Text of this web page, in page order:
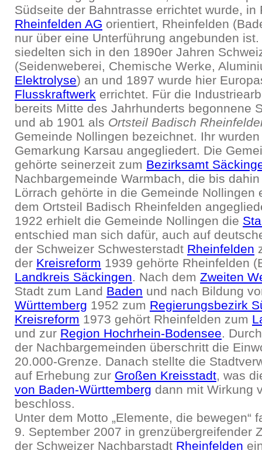
Südseite der Bahntrasse errichtet wurde, in
Rheinfelden AG orientiert, Rheinfelden
nur über eine Unterführung angebunden
siedelten sich in den 1890er Jahren
(Seidenweberei, Chemische Werke,
Elektrolyse) an und 1897 wurde hier
Flusskraftwerk errichtet. Für die
bereits Mitte des Jahrhunderts begonnene
und ab 1901 als Ortsteil Badisch
Gemeinde Nollingen bezeichnet. Ihr
Gemarkung Karsau angegliedert. Die
gehörte seinerzeit zum Bezirksamt
Nachbargemeinde Warmbach, die bis
Lörrach gehörte in die Gemeinde Nollingen
dem Ortsteil Badisch Rheinfelden
1922 erhielt die Gemeinde Nollingen die
entschied man sich dafür, auch auf
der Schweizer Schwesterstadt Rheinfelden
der Kreisreform 1939 gehörte Rheinfelden
Landkreis Säckingen . Nach dem Zweiten
Stadt zum Land Baden und nach Bildung
Württemberg 1952 zum Regierungsbezirk
Kreisreform 1973 gehört Rheinfelden zum
und zur Region Hochrhein-Bodensee .
der Nachbargemeinden überschritt die
20.000-Grenze. Danach stellte die
auf Erhebung zur Großen Kreisstadt , was
von Baden-Württemberg dann mit Wirkung
beschloss.
Unter dem Motto „Elemente, die bewegen“
9. September 2007 in grenzübergreifender
der Schweizer Nachbarstadt Rheinfelden